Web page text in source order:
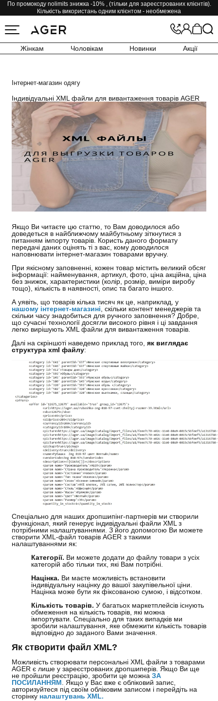
По промокоду nolimits знижка -10% , (тільки для зареєстрованих клієнтів).
Кількість використань одним клієнтом - необмежена
Жінкам Чоловікам Новинки Акції
Інтернет-магазин одягу
Індивідуальні XML файли для вивантаження товарів AGER
Якщо Ви читаєте цю статтю, то Вам доводилося або
доведеться в найближчому майбутньому зіткнутися з
питанням імпорту товарів. Користь даного формату
передачі даних оцінять ті з вас, кому доводилося
наповнювати інтернет-магазин товарами вручну.
При якісному заповненні, кожен товар містить великий обсяг
інформації: найменування, артикул, фото, ціна акційна, ціна
без знижок, характеристики (колір, розмір, виміри виробу
тощо), кількість в наявності, опис та багато іншого.
А уявіть, що товарів кілька тисяч як це, наприклад, у
нашому інтернет-магазині, скільки контент менеджерів та
скільки часу знадобиться для ручного заповнення? Добре,
що сучасні технології досягли високого рівня і ці завдання
легко вирішують XML файли для вивантаження товарів.
Далі на скріншоті наведемо приклад того, як виглядає
структура xml файлу:
Спеціально для наших дропшипінг-партнерів ми створили
функціонал, який генерує індивідуальні файли XML з
потрібними налаштуваннями. З його допомогою Ви можете
створити XML-файл товарів AGER з такими
налаштуваннями як:
Категорії. Ви можете додати до файлу товари з усіх
категорій або тільки тих, які Вам потрібні.
Націнка. Ви маєте можливість встановити
індивідуальну націнку до вашої закупівельної ціни.
Націнка може бути як фіксованою сумою, і відсотком.
Кількість товарів. У багатьох маркетплейсів існують
обмеження на кількість товарів, які можна
імпортувати. Спеціально для таких випадків ми
зробили налаштування, яке обмежити кількість товарів
відповідно до заданого Вами значення.
Як створити файл XML?
Можливість створювати персональні XML файли з товарами
AGER є лише у зареєстрованих дропшиперів. Якщо Ви ще
не пройшли реєстрацію, зробити це можна ЗА
ПОСИЛАННЯМ. Якщо у Вас вже є обліковий запис,
авторизуйтеся під своїм обліковим записом і перейдіть на
сторінку налаштувань XML.